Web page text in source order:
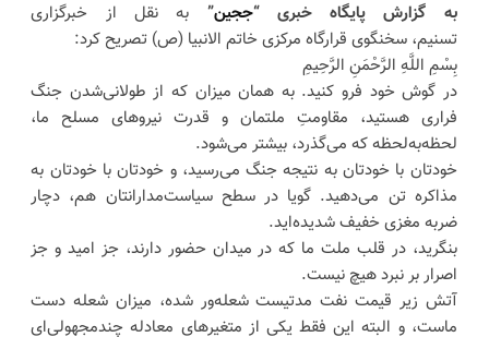
به گزارش پایگاه خبری “ججین” به نقل از خبرگزاری
تسنیم، سخنگوی قرارگاه مرکزی خاتم الانبیا (ص) تصریح کرد:
بِسْمِ اللَّهِ الرَّحْمَنِ الرَّحِیمِ
در گوش خود فرو کنید. به همان میزان که از طولانی‌شدن جنگ
فراری هستید، مقاومتِ ملتمان و قدرت نیروهای مسلح ما،
لحظه‌به‌لحظه که می‌گذرد، بیشتر می‌شود.
خودتان با خودتان به نتیجه جنگ می‌رسید، و خودتان با خودتان به
مذاکره تن‌ می‌دهید. گویا در سطح سیاست‌مدارانتان هم، دچار
ضربه مغزی خفیف شدیده‌اید‌.
بنگرید، در قلب ملت ما که در میدان حضور دارند، جز امید و جز
اصرار بر نبرد هیچ نیست.
آتش زیر قیمت نفت مدتیست شعله‌ور شده، میزان شعله دست
ماست، و البته این فقط یکی از متغیرهای معادله چندمجهولی‌ای